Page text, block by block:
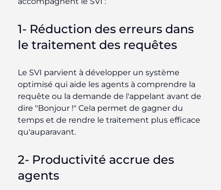
1- Réduction des erreurs dans
le traitement des requêtes
Le SVI parvient à développer un système
optimisé qui aide les agents à comprendre la
requête ou la demande de l'appelant avant de
dire "Bonjour !" Cela permet de gagner du
temps et de rendre le traitement plus efficace
qu'auparavant.
2- Productivité accrue des
agents